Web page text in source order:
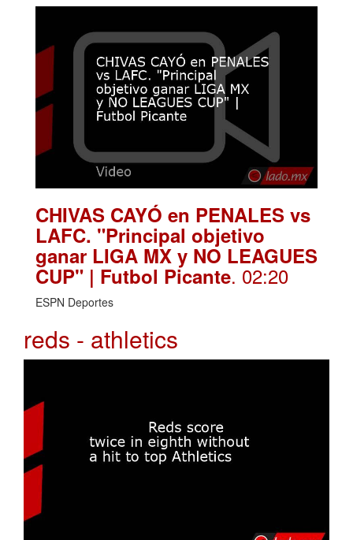
CHIVAS CAYÓ en PENALES vs
LAFC. "Principal objetivo
ganar LIGA MX y NO LEAGUES
CUP" | Futbol Picante. 02:20
ESPN Deportes
reds - athletics